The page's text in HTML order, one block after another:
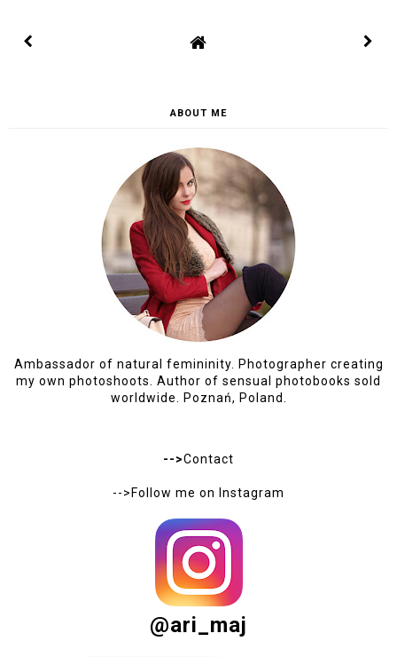
ABOUT ME
Ambassador of natural femininity. Photographer creating
my own photoshoots. Author of sensual photobooks sold
worldwide. Poznań, Poland.
-->Contact
-->Follow me on Instagram
@ari_maj